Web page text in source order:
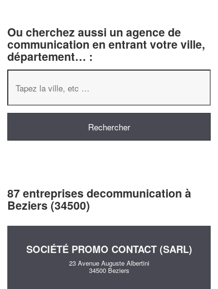
Ou cherchez aussi un agence de
communication en entrant votre ville,
département… :
87 entreprises decommunication à
Beziers (34500)
SOCIÉTÉ PROMO CONTACT (SARL)
23 Avenue Auguste Albertini
34500 Beziers